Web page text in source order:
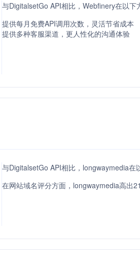
与DigitalsetGo API相比，Webfinery在以下
提供每月免费API调用次数，灵活节省成本
提供多种客服渠道，更人性化的沟通体验
与DigitalsetGo API相比，longwaymedia在
在网站域名评分方面，longwaymedia高出